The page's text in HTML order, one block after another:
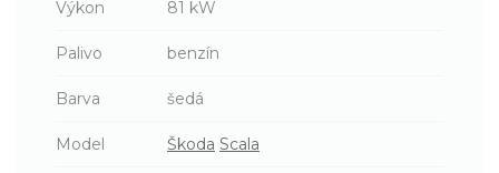
Výkon 81 kW
Palivo benzín
Barva šedá
Model Škoda Scala